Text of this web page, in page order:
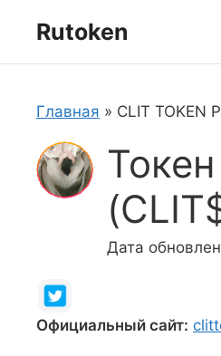
Rutoken
Главная » CLIT TOKEN
Дата
Официальный сайт: